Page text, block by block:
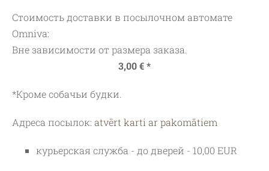
Стоимость доставки в посылочном автомате
Omniva:
Вне зависимости от размера заказа.
3,00 € *
*Кроме собачьи будки.
Адреса посылок: atvērt karti ar pakomātiem
курьерская служба - до дверей - 10,00 EUR